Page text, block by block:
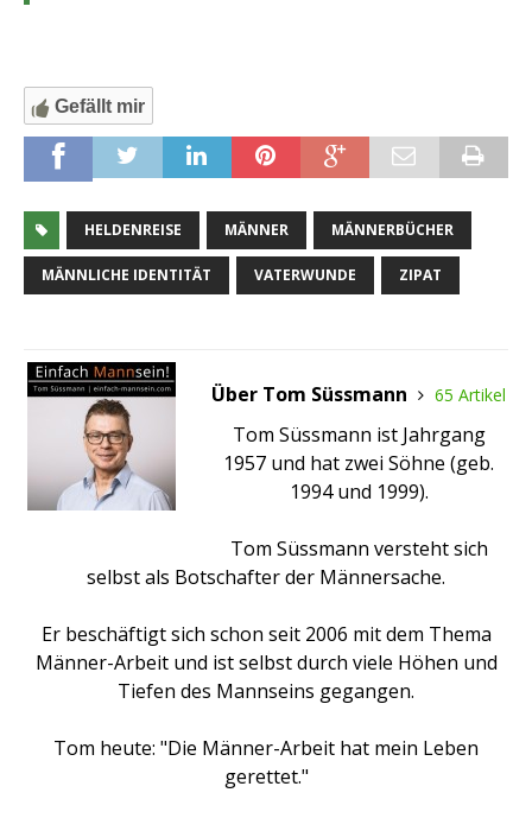
Gefällt mir
HELDENREISE MÄNNER MÄNNERBÜCHER
MÄNNLICHE IDENTITÄT VATERWUNDE ZIPAT
Über Tom Süssmann 65 Artikel
Tom Süssmann ist Jahrgang
1957 und hat zwei Söhne (geb.
1994 und 1999).
Tom Süssmann versteht sich
selbst als Botschafter der Männersache.
Er beschäftigt sich schon seit 2006 mit dem Thema
Männer-Arbeit und ist selbst durch viele Höhen und
Tiefen des Mannseins gegangen.
Tom heute: "Die Männer-Arbeit hat mein Leben
gerettet."